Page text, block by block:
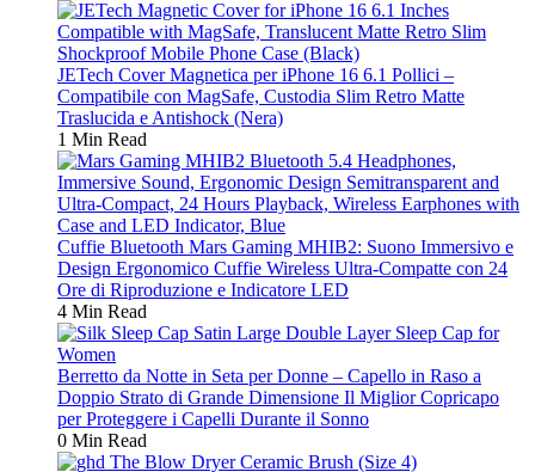
JETech Cover Magnetica per iPhone 16 6.1 Pollici –
Compatibile con MagSafe, Custodia Slim Retro Matte
Traslucida e Antishock (Nera)
1 Min Read
Cuffie Bluetooth Mars Gaming MHIB2: Suono Immersivo e
Design Ergonomico Cuffie Wireless Ultra-Compatte con 24
Ore di Riproduzione e Indicatore LED
4 Min Read
Berretto da Notte in Seta per Donne – Capello in Raso a
Doppio Strato di Grande Dimensione Il Miglior Copricapo
per Proteggere i Capelli Durante il Sonno
0 Min Read